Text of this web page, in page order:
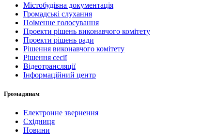
Містобудівна документація
Громадські слухання
Поіменне голосування
Проекти рішень виконавчого комітету
Проекти рішень ради
Рішення виконавчого комітету
Рішення сесії
Відеотрансляції
Інформаційний центр
Громадянам
Електронне звернення
Східниця
Новини